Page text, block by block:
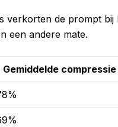
verkorten de prompt
een andere mate.
Gemiddelde compressie